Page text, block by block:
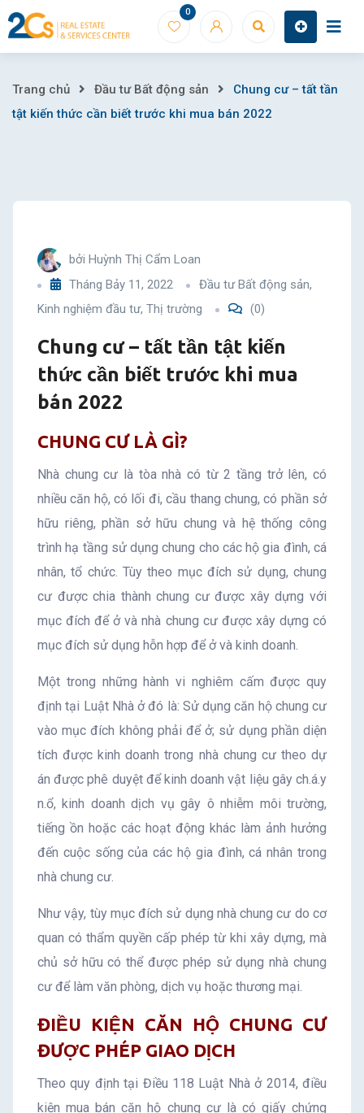
Skip
to
0
Chung
tất
tần
tật
kiến
thức
cần
biết
trước
khi
mua
bán
2022
Trang chủ Đầu tư Bất động sản
Chung cư – tất tần
tật kiến thức cần biết trước khi mua bán 2022
bởi Huỳnh Thị Cẩm Loan
Tháng Bảy 11, 2022
Đầu tư Bất động sản,
Kinh nghiệm đầu tư, Thị trường (0)
Chung cư – tất tần tật kiến
thức cần biết trước khi mua
bán 2022
CHUNG CƯ LÀ GÌ?
Nhà chung cư là tòa nhà có từ 2 tầng trở lên, có
nhiều căn hộ, có lối đi, cầu thang chung, có phần sở
hữu riêng, phần sở hữu chung và hệ thống công
trình hạ tầng sử dụng chung cho các hộ gia đình, cá
nhân, tổ chức. Tùy theo mục đích sử dụng, chung
cư được chia thành chung cư được xây dựng với
mục đích để ở và nhà chung cư được xây dựng có
mục đích sử dụng hỗn hợp để ở và kinh doanh.
Một trong những hành vi nghiêm cấm được quy
định tại Luật Nhà ở đó là: Sử dụng căn hộ chung cư
vào mục đích không phải để ở; sử dụng phần diện
tích được kinh doanh trong nhà chung cư theo dự
án được phê duyệt để kinh doanh vật liệu gây ch.á.y
n.ổ, kinh doanh dịch vụ gây ô nhiễm môi trường,
tiếng ồn hoặc các hoạt động khác làm ảnh hưởng
đến cuộc sống của các hộ gia đình, cá nhân trong
nhà chung cư.
Như vậy, tùy mục đích sử dụng nhà chung cư do cơ
quan có thẩm quyền cấp phép từ khi xây dựng, mà
chủ sở hữu có thể được phép sử dụng nhà chung
cư để làm văn phòng, dịch vụ hoặc thương mại.
ĐIỀU KIỆN CĂN HỘ CHUNG CƯ
ĐƯỢC PHÉP GIAO DỊCH
Theo quy định tại Điều 118 Luật Nhà ở 2014, điều
kiện mua bán căn hộ chung cư là có giấy chứng